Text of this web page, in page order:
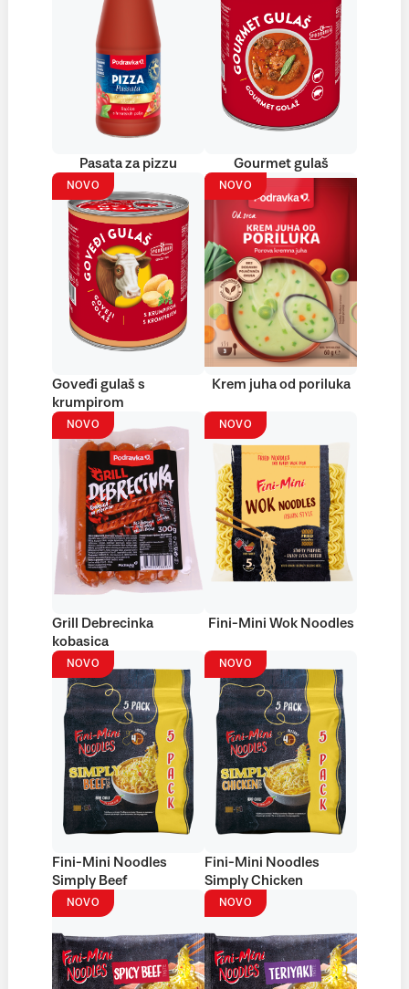
Pasata za pizzu Gourmet gulaš
NOVO
Goveđi gulaš s
krumpirom
NOVO
Krem juha od poriluka
NOVO
Grill Debrecinka
kobasica
NOVO
Fini-Mini Wok Noodles
NOVO
Fini-Mini Noodles
Simply Beef
NOVO
Fini-Mini Noodles
Simply Chicken
NOVO NOVO